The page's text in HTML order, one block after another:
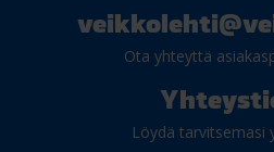
Ota yhteyttä
Löydä tarvitsemasi